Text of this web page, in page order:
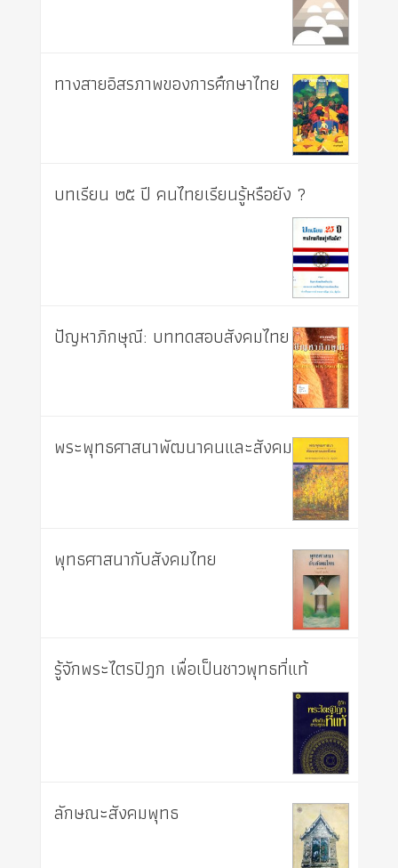
ทางสายอิสรภาพของการศึกษาไทย
บทเรียน ๒๕ ปี คนไทยเรียนรู้หรือยัง ?
ปัญหาภิกษุณี: บททดสอบสังคมไทย
พระพุทธศาสนาพัฒนาคนและสังคม
พุทธศาสนากับสังคมไทย
รู้จักพระไตรปิฎก เพื่อเป็นชาวพุทธที่แท้
ลักษณะสังคมพุทธ